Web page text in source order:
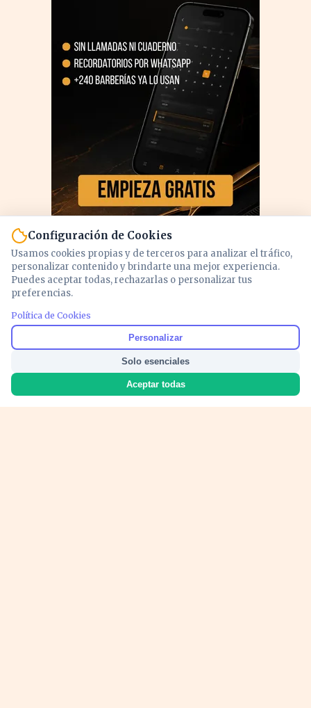
Configuración de Cookies
Usamos cookies propias y de terceros para analizar el tráfico,
personalizar contenido y brindarte una mejor experiencia.
Puedes aceptar todas, rechazarlas o personalizar tus
preferencias.
Política de Cookies
Personalizar
Solo esenciales
Aceptar todas